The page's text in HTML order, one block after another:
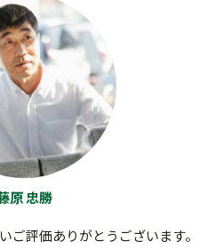
原 忠勝
ご評価ありがとうございます。